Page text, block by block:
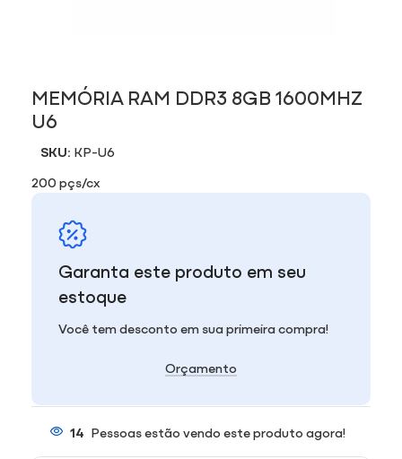
MEMÓRIA RAM DDR3 8GB 1600MHZ
U6
SKU: KP-U6
200 pçs/cx
Garanta este produto em seu
estoque
Você tem desconto em sua primeira compra!
Orçamento
14 Pessoas estão vendo este produto agora!